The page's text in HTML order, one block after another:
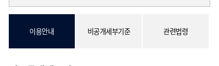
이용안내 비공개세부기준 관련법령